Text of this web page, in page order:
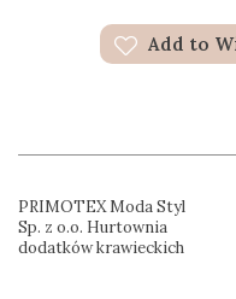
Add to
PRIMOTEX Moda Styl
Sp. z o.o. Hurtownia
dodatków krawieckich